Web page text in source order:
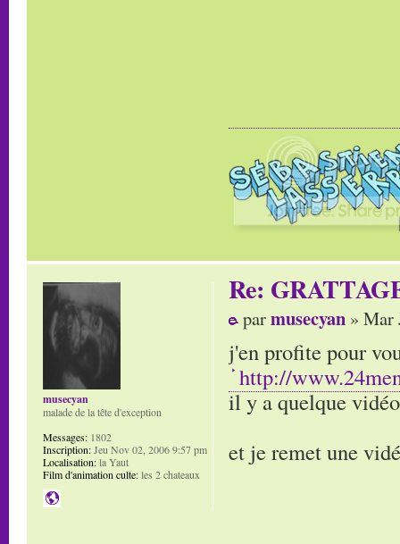
Re:
parmusecyan » Mar
j'en profite pour
http://
il y a quelque
et je remet une
musecyan
malade de la tête d'exception
Messages: 1802
Inscription:Jeu Nov 02, 2006 9:57 pm
Localisation:la Yaut
Film d'animation culte:les 2 chateaux